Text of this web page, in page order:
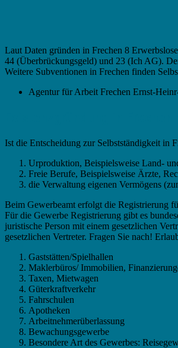
Laut Daten gründen in Frechen 8
44 (Überbrückungsgeld) und 23 (Ich AG).
Weitere Subventionen in Frechen finden
Agentur für Arbeit Frechen Ernst-
Ist die Entscheidung zur Selbstständigkeit in
Urproduktion, Beispielsweise Land-
Freie Berufe, Beispielsweise Ärzte,
die Verwaltung eigenen Vermögens
Beim Gewerbeamt erfolgt die Registrierung
Für die Gewerbe Registrierung gibt es
juristische Person mit einem gesetzlichen
gesetzlichen Vertreter. Fragen Sie nach!
Gaststätten/Spielhallen
Maklerbüros/ Immobilien,
Taxen, Mietwagen
Güterkraftverkehr
Fahrschulen
Apotheken
Arbeitnehmerüberlassung
Bewachungsgewerbe
Besondere Art des Gewerbes: